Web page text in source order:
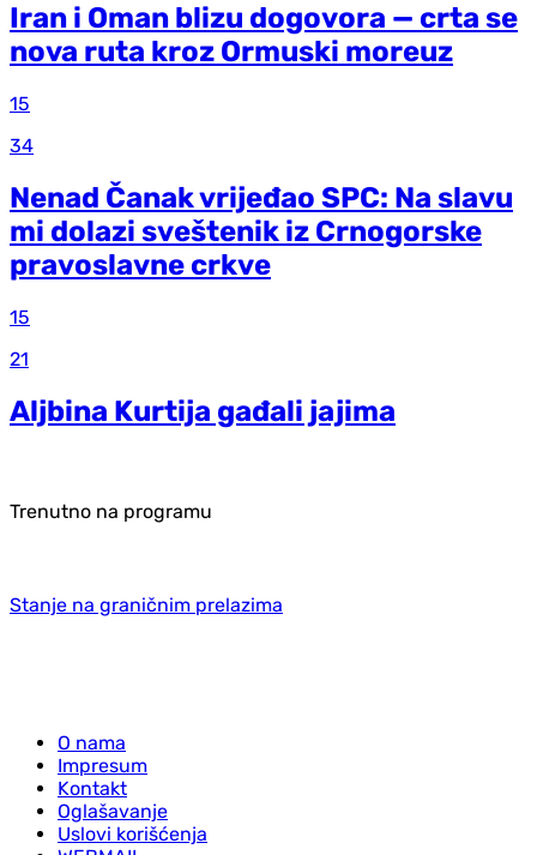
Iran i Oman blizu dogovora — crta se
nova ruta kroz Ormuski moreuz
15
34
Nenad Čanak vrijeđao SPC: Na slavu
mi dolazi sveštenik iz Crnogorske
pravoslavne crkve
15
21
Aljbina Kurtija gađali jajima
Trenutno na programu
Stanje na graničnim prelazima
O nama
Impresum
Kontakt
Oglašavanje
Uslovi korišćenja